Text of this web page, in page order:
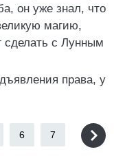
он уже знал, что
магию,
сделать с Лунным
права, у
6 7